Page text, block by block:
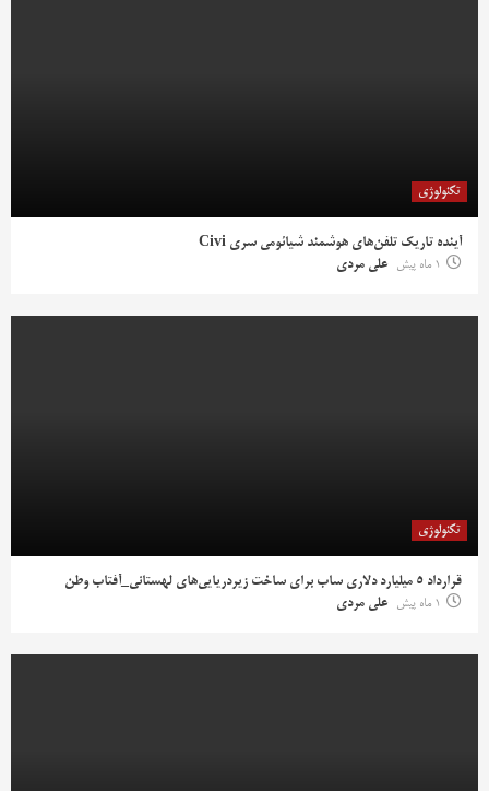
تکنولوژی
آینده تاریک تلفن‌های هوشمند شیائومی سری Civi
1 ماه پیش
علی مردی
تکنولوژی
قرارداد ۵ میلیارد دلاری ساب برای ساخت زیردریایی‌های لهستانی_آفتاب وطن
1 ماه پیش
علی مردی